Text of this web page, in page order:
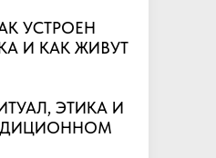
УСТРОЕН
И КАК ЖИВУТ
ЭТИКА И